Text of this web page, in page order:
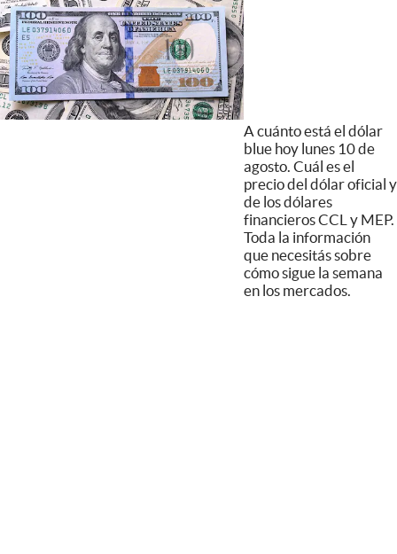
A cuánto está el dólar
blue hoy lunes 10 de
agosto. Cuál es el
precio del dólar oficial y
de los dólares
financieros CCL y MEP.
Toda la información
que necesitás sobre
cómo sigue la semana
en los mercados.